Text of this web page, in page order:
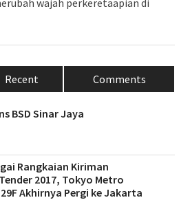
Recent Comments
BSD Sinar Jaya
Rangkaian Kiriman
2017, Tokyo Metro
Akhirnya Pergi ke Jakarta